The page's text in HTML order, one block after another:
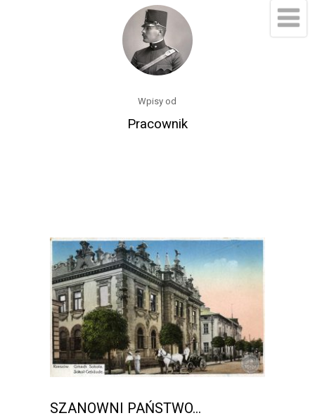
Wpisy od
Pracownik
SZANOWNI PAŃSTWO…